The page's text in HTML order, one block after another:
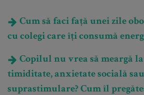
Cum să faci față unei zile
cu colegi care îți consumă
Copilul nu vrea să meargă
timiditate, anxietate socială sau
suprastimulare? Cum îl